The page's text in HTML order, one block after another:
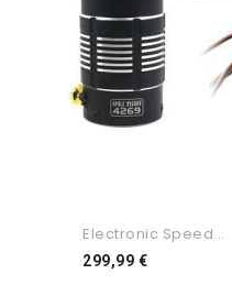
Electronic Speed...
299,99 €Preço